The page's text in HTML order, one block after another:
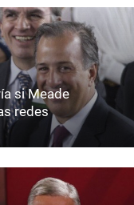
si Meade
redes